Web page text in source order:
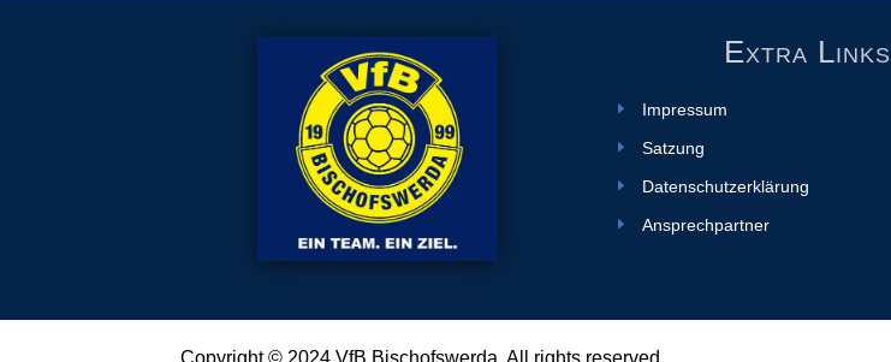
Extra Links
Impressum
Satzung
Datenschutzerklärung
Ansprechpartner
Copyright © 2024 VfB Bischofswerda . All rights reserved.